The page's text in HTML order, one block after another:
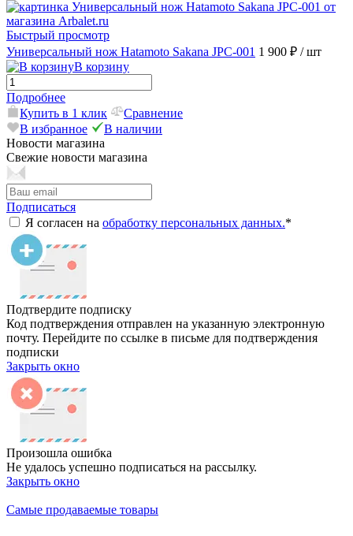
Быстрый просмотр
Универсальный нож Hatamoto Sakana JPC-001 1 900 ₽ / шт
В корзину
Подробнее
Купить в 1 клик
Сравнение
В избранное
В наличии
Новости магазина
Свежие новости магазина
Подписаться
Я согласен на обработку персональных данных.*
Подтвердите подписку
Код подтверждения отправлен на указанную электронную
почту. Перейдите по ссылке в письме для подтверждения
подписки
Закрыть окно
Произошла ошибка
Не удалось успешно подписаться на рассылку.
Закрыть окно
Самые продаваемые товары